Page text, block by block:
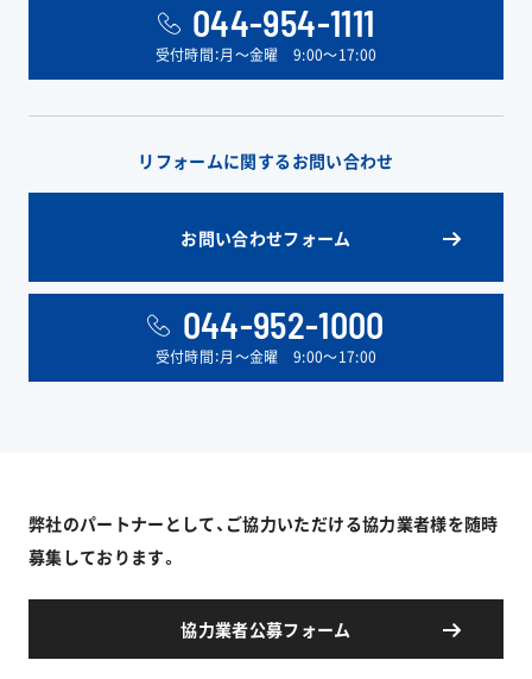
044-954-1111
受付時間：月〜金曜 9:00〜17:00
リフォームに関するお問い合わせ
お問い合わせフォーム
044-952-1000
受付時間：月〜金曜 9:00〜17:00
弊社のパートナーとして、ご協力いただける協力業者様を随時
募集しております。
協力業者公募フォーム